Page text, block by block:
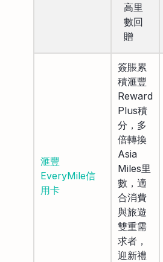
高里
數回
贈
滙豐
EveryMile信
用卡
簽賬累
積滙豐
Reward
Plus積
分，多
倍轉換
Asia
Miles里
數，適
合消費
與旅遊
雙重需
求者，
迎新禮